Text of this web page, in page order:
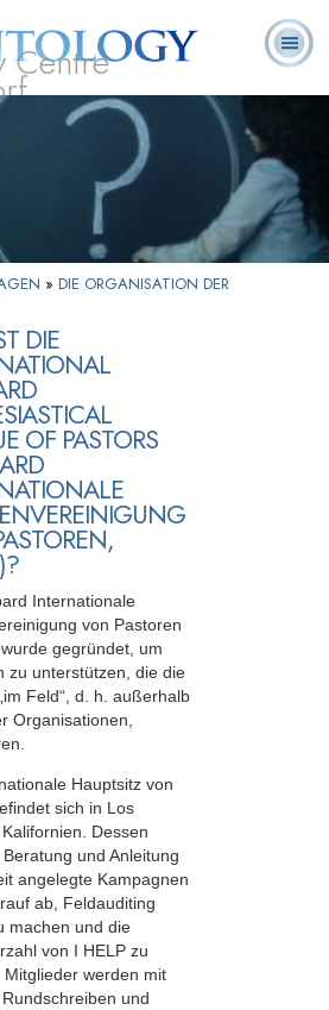
Centre
Ehrenamtliche
Geistliche
Häufig gestellte
Fragen
» DIE ORGANISATION DER
DIE
OF PASTORS
Internationale
von Pastoren
gegründet, um
zu unterstützen, die die
Feld“, d. h. außerhalb
Organisationen,
Hauptsitz von
sich in Los
Dessen
und Anleitung
angelegte Kampagnen
ab, Feldauditing
machen und die
von I HELP zu
werden mit
und